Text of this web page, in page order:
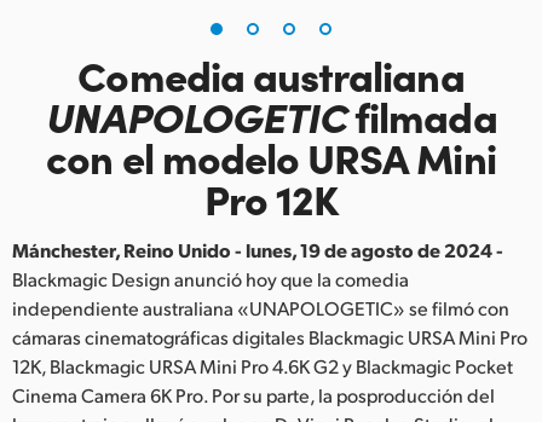
Finland
Hong Kong SAR, China
India
Japan
Comedia australiana
UNAPOLOGETICfilmada
con el modelo URSA Mini
Pro 12K
Mánchester, Reino Unido - lunes, 19 de agosto de 2024 -
Blackmagic Design anunció hoy que la comedia
independiente australiana «UNAPOLOGETIC» se filmó con
cámaras cinematográficas digitales Blackmagic URSA Mini Pro
12K, Blackmagic URSA Mini Pro 4.6K G2 y Blackmagic Pocket
Cinema Camera 6K Pro. Por su parte, la posproducción del